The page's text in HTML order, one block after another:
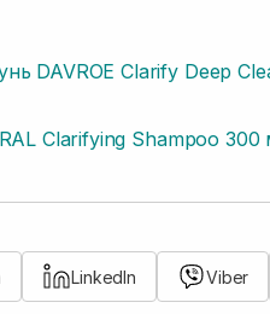
DAVROE Clarify Deep
Clarifying Shampoo 300
LinkedIn Viber